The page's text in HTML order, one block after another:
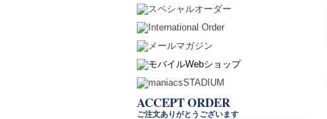
ACCEPT ORDER
ご注文ありがとうございます